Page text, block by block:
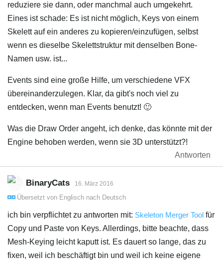
reduziere sie dann, oder manchmal auch umgekehrt.
Eines ist schade: Es ist nicht möglich, Keys von einem
Skelett auf ein anderes zu kopieren/einzufügen, selbst
wenn es dieselbe Skelettstruktur mit denselben Bone-
Namen usw. ist...
Events sind eine große Hilfe, um verschiedene VFX
übereinanderzulegen. Klar, da gibt's noch viel zu
entdecken, wenn man Events benutzt! 🙂
Was die Draw Order angeht, ich denke, das könnte mit der
Engine behoben werden, wenn sie 3D unterstützt?!
Antworten
BinaryCats 16. März 2016
Übersetzt von Englisch nach Deutsch
ich bin verpflichtet zu antworten mit: Skeleton Merger Tool für
Copy und Paste von Keys. Allerdings, bitte beachte, dass
Mesh-Keying leicht kaputt ist. Es dauert so lange, das zu
fixen, weil ich beschäftigt bin und weil ich keine eigene